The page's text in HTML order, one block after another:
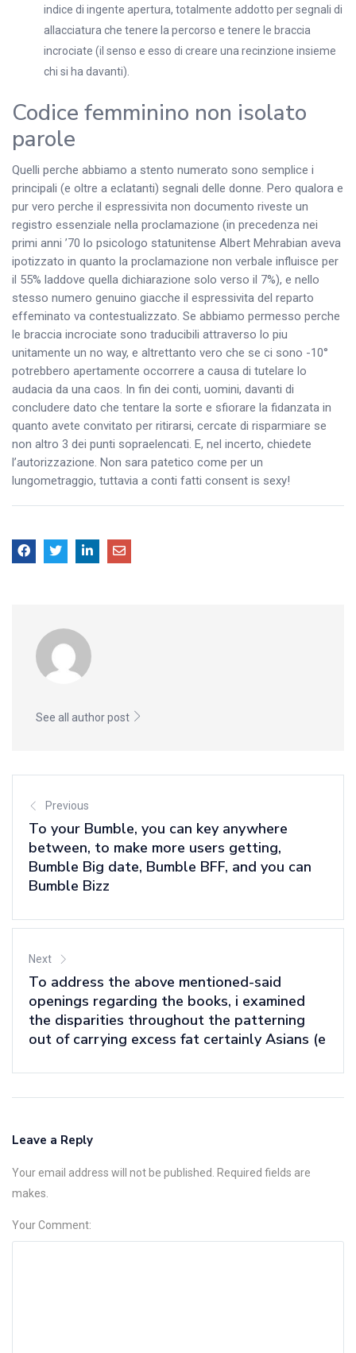
indice di ingente apertura, totalmente addotto per segnali di
allacciatura che tenere la percorso e tenere le braccia
incrociate (il senso e esso di creare una recinzione insieme
chi si ha davanti).
Codice femminino non isolato
parole
Quelli perche abbiamo a stento numerato sono semplice i
principali (e oltre a eclatanti) segnali delle donne. Pero qualora e
pur vero perche il espressivita non documento riveste un
registro essenziale nella proclamazione (in precedenza nei
primi anni ’70 lo psicologo statunitense Albert Mehrabian aveva
ipotizzato in quanto la proclamazione non verbale influisce per
il 55% laddove quella dichiarazione solo verso il 7%), e nello
stesso numero genuino giacche il espressivita del reparto
effeminato va contestualizzato. Se abbiamo permesso perche
le braccia incrociate sono traducibili attraverso lo piu
unitamente un no way, e altrettanto vero che se ci sono -10°
potrebbero apertamente occorrere a causa di tutelare lo
audacia da una caos. In fin dei conti, uomini, davanti di
concludere dato che tentare la sorte e sfiorare la fidanzata in
quanto avete convitato per ritirarsi, cercate di risparmiare se
non altro 3 dei punti sopraelencati. E, nel incerto, chiedete
l’autorizzazione. Non sara patetico come per un
lungometraggio, tuttavia a conti fatti consent is sexy!
See all author post
Previous
To your Bumble, you can key anywhere
between, to make more users getting,
Bumble Big date, Bumble BFF, and you can
Bumble Bizz
Next
To address the above mentioned-said
openings regarding the books, i examined
the disparities throughout the patterning
out of carrying excess fat certainly Asians (e
Leave a Reply
Your email address will not be published. Required fields are
makes.
Your Comment: